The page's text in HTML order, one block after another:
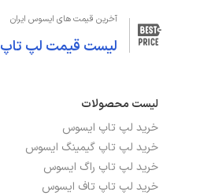
آخرین قیمت های ایسوس ایران
لیست قیمت لپ تاپ
لیست محصولات
خرید لپ تاپ ایسوس
خرید لپ تاپ گیمینگ ایسوس
خرید لپ تاپ راگ ایسوس
خرید لپ تاپ تاف ایسوس